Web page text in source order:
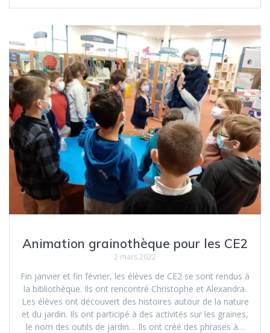
Animation grainothèque pour les CE2
2 mars 2022
Fin janvier et fin février, les élèves de CE2 se sont rendus à
la bibliothèque. Ils ont rencontré Christophe et Alexandra.
Les élèves ont découvert des histoires autour de la nature
et du jardin. Ils ont participé à des activités sur les graines,
le nom des outils de jardin… Ils ont créé des phrases à…